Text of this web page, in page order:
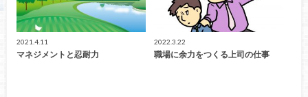
2021.4.11
マネジメントと忍耐力
2022.3.22
職場に余力をつくる上司の仕事